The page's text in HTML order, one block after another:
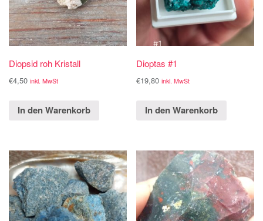
Diopsid roh Kristall
€4,50 inkl. MwSt
In den Warenkorb
Dioptas #1
€19,80 inkl. MwSt
In den Warenkorb